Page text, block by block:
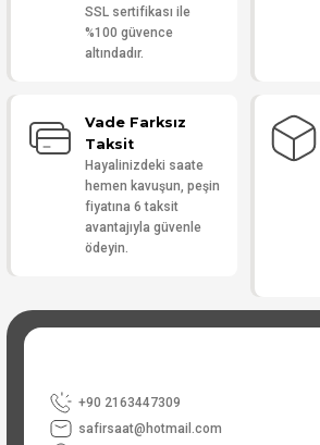
SSL sertifikası ile
%100 güvence
altındadır.
Vade Farksız
Taksit
Hayalinizdeki saate
hemen kavuşun, peşin
fiyatına 6 taksit
avantajıyla güvenle
ödeyin.
+90 2163447309
safirsaat@hotmail.com